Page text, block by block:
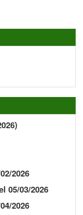
2026
05/03/2026
2026